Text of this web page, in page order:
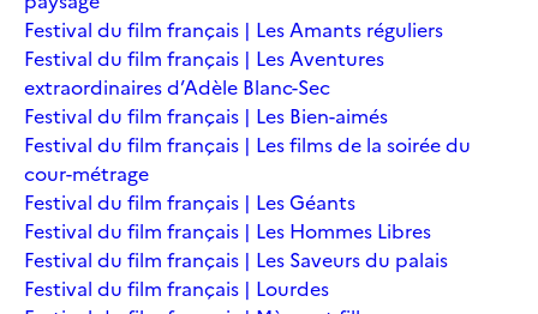
Festival du film français | Les Amants réguliers
Festival du film français | Les Aventures
extraordinaires d’Adèle Blanc-Sec
Festival du film français | Les Bien-aimés
Festival du film français | Les films de la soirée du
cour-métrage
Festival du film français | Les Géants
Festival du film français | Les Hommes Libres
Festival du film français | Les Saveurs du palais
Festival du film français | Lourdes